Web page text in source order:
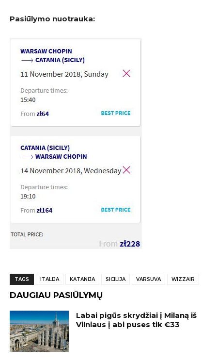
Pasiūlymo nuotrauka:
TAGS ITALIJA KATANIJA SICILIJA VARSUVA WIZZAIR
DAUGIAU PASIŪLYMŲ
Labai pigūs skrydžiai į Milaną iš
Vilniaus į abi puses tik €33